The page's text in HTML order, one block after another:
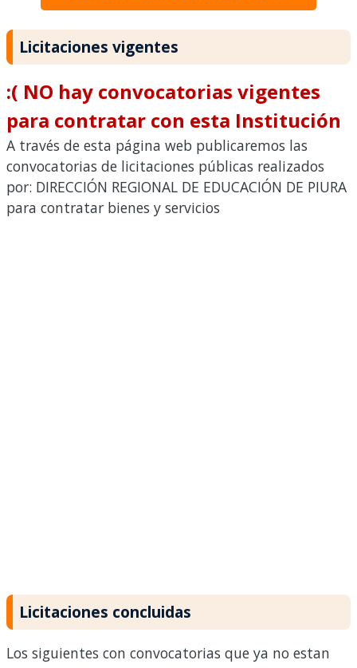
Licitaciones vigentes
:( NO hay convocatorias vigentes
para contratar con esta Institución
A través de esta página web publicaremos las
convocatorias de licitaciones públicas realizados
por: DIRECCIÓN REGIONAL DE EDUCACIÓN DE PIURA
para contratar bienes y servicios
Licitaciones concluidas
Los siguientes con convocatorias que ya no estan